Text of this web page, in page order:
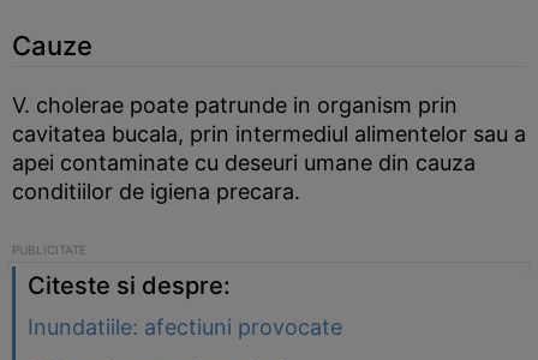
Cauze
V. cholerae poate patrunde in organism prin
cavitatea bucala, prin intermediul alimentelor sau a
apei contaminate cu deseuri umane din cauza
conditiilor de igiena precara.
Citeste si despre:
Inundatiile: afectiuni provocate